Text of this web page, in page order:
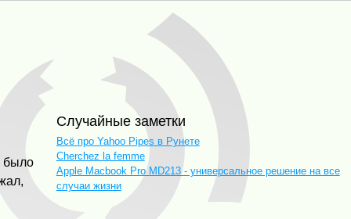
было
Случайные заметки
Всё про Yahoo Pipes в Рунете
Cherchez la femme
Apple Macbook Pro MD213 - универсальное решение на все
случаи жизни